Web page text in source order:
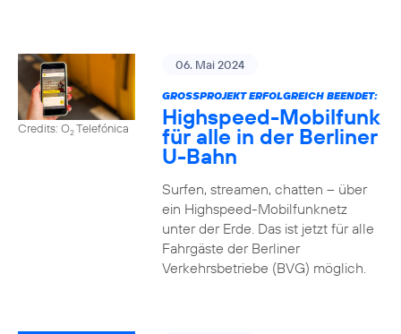
Credits: O2Telefónica
06. Mai 2024
GROSSPROJEKT ERFOLGREICH BEENDET:
Highspeed-Mobilfunk
für alle in der Berliner
U-Bahn
Surfen, streamen, chatten – über
ein Highspeed-Mobilfunknetz
unter der Erde. Das ist jetzt für alle
Fahrgäste der Berliner
Verkehrsbetriebe (BVG) möglich.